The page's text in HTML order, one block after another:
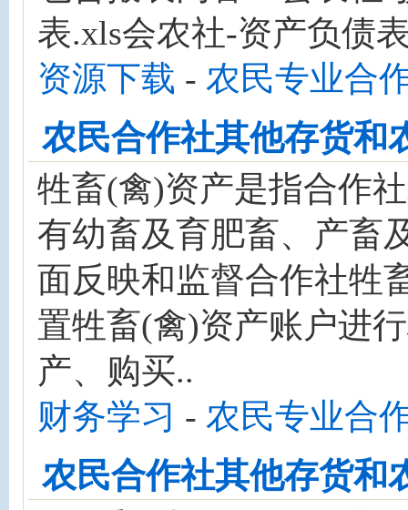
表.xls会农社-资产负债
资源下载 - 农民专业合
农民合作社其他存货和
牲畜(禽)资产是指合作
有幼畜及育肥畜、产畜
面反映和监督合作社牲
置牲畜(禽)资产账户进
产、购买..
财务学习 - 农民专业合
农民合作社其他存货和